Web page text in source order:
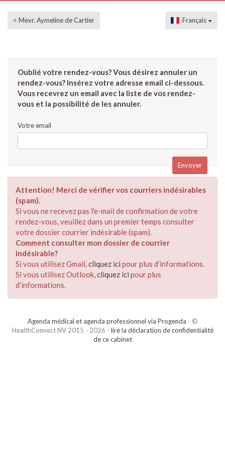
< Mevr. Aymeline de Cartier Français
Oublié votre rendez-vous? Vous désirez annuler un
rendez-vous? Insérez votre adresse email ci-dessous.
Vous recevrez un email avec la liste de vos rendez-
vous et la possibilité de les annuler.
Votre email
Attention! Merci de vérifier vos courriers indésirables
(spam).
Si vous ne recevez pas l'e-mail de confirmation de votre
rendez-vous, veuillez dans un premier temps consulter
votre dossier courrier indésirable (spam).
Comment consulter mon dossier de courrier
indésirable?
Si vous utilisez Gmail,cliquez ici pour plus d’informations.
Si vous utilisez Outlook,cliquez ici pour plus
d’informations.
Agenda médical et agenda professionnel via Progenda - ©
HealthConnect NV 2015 - 2026 - lire la déclaration de confidentialité
de ce cabinet